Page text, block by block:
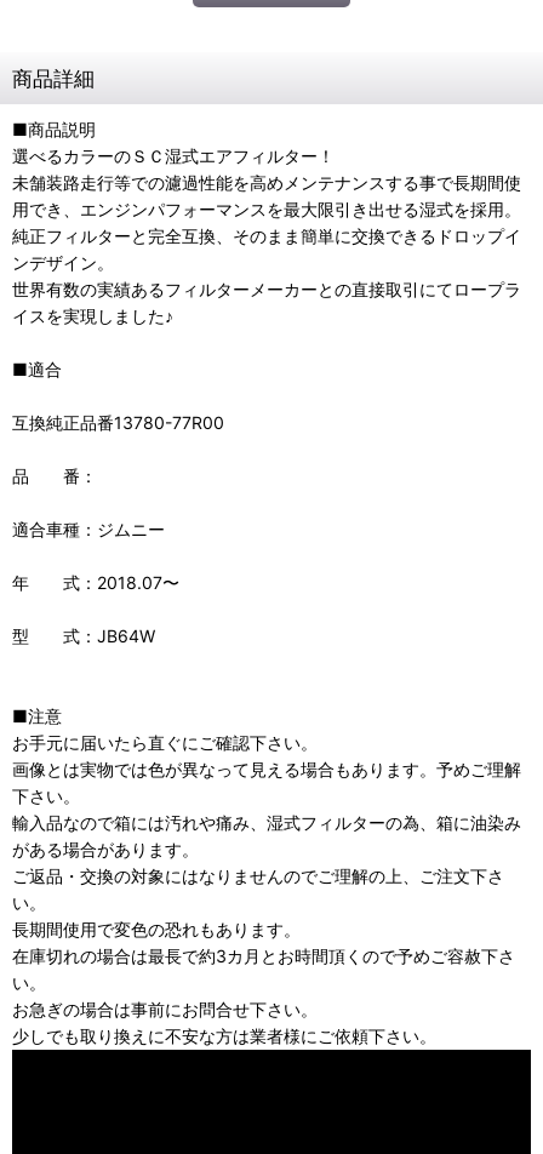
商品詳細
■商品説明
選べるカラーのＳＣ湿式エアフィルター！
未舗装路走行等での濾過性能を高めメンテナンスする事で長期間使
用でき、エンジンパフォーマンスを最大限引き出せる湿式を採用。
純正フィルターと完全互換、そのまま簡単に交換できるドロップイ
ンデザイン。
世界有数の実績あるフィルターメーカーとの直接取引にてロープラ
イスを実現しました♪
■適合
互換純正品番13780-77R00
品 番：
適合車種：ジムニー
年 式：2018.07〜
型 式：JB64W
■注意
お手元に届いたら直ぐにご確認下さい。
画像とは実物では色が異なって見える場合もあります。予めご理解
下さい。
輸入品なので箱には汚れや痛み、湿式フィルターの為、箱に油染み
がある場合があります。
ご返品・交換の対象にはなりませんのでご理解の上、ご注文下さ
い。
長期間使用で変色の恐れもあります。
在庫切れの場合は最長で約3カ月とお時間頂くので予めご容赦下さ
い。
お急ぎの場合は事前にお問合せ下さい。
少しでも取り換えに不安な方は業者様にご依頼下さい。